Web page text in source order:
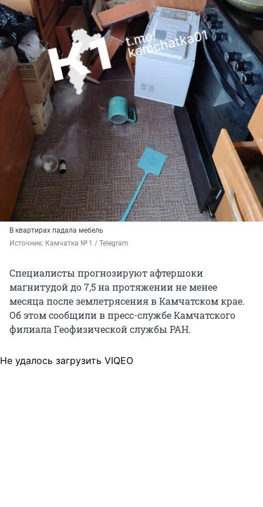
В квартирах падала мебель
Источник: Камчатка № 1 / Telegram
Специалисты прогнозируют афтершоки
магнитудой до 7,5 на протяжении не менее
месяца после землетрясения в Камчатском крае.
Об этом сообщили в пресс-службе Камчатского
филиала Геофизической службы РАН.
Не удалось загрузить VIQEO